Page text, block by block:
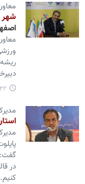
شهر
گفت:
در
کنیم.